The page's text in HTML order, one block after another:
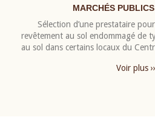
MARCHÉS
Sélection d’une prestataire
revêtement au sol endommagé de
au sol dans certains locaux du
Voir plus ››